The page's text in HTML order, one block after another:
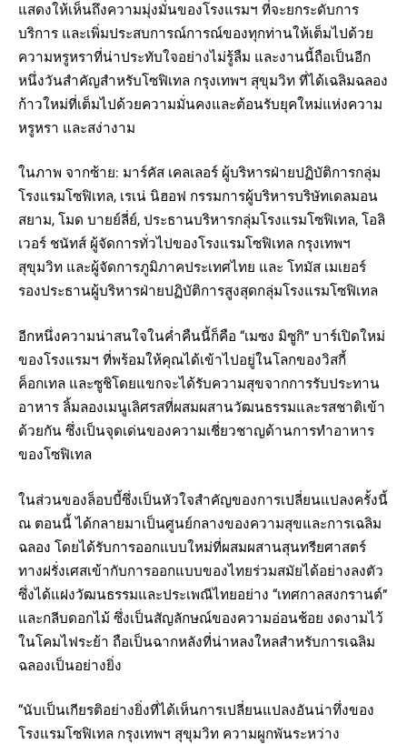
แสดงให้เห็นถึงความมุ่งมั่นของโรงแรมฯ ที่จะยกระดับการ
บริการ และเพิ่มประสบการณ์การณ์ของทุกท่านให้เต็มไปด้วย
ความหรูหราที่น่าประทับใจอย่างไม่รู้ลืม และงานนี้ถือเป็นอีก
หนึ่งวันสำคัญสำหรับโซฟิเทล กรุงเทพฯ สุขุมวิท ที่ได้เฉลิมฉลอง
ก้าวใหม่ที่เต็มไปด้วยความมั่นคงและต้อนรับยุคใหม่แห่งความ
หรูหรา และสง่างาม
ในภาพ จากซ้าย: มาร์คัส เคลเลอร์ ผู้บริหารฝ่ายปฏิบัติการกลุ่ม
โรงแรมโซฟิเทล, เรเน่ นิฮอฟ กรรมการผู้บริหารบริษัทเดลมอน
สยาม, โมด บายย์ลี่ย์, ประธานบริหารกลุ่มโรงแรมโซฟิเทล, โอลิ
เวอร์ ชนัทส์ ผู้จัดการทั่วไปของโรงแรมโซฟิเทล กรุงเทพฯ
สุขุมวิท และผู้จัดการภูมิภาคประเทศไทย และ โทมัส เมเยอร์
รองประธานผู้บริหารฝ่ายปฏิบัติการสูงสุดกลุ่มโรงแรมโซฟิเทล
อีกหนึ่งความน่าสนใจในค่ำคืนนี้ก็คือ “เมซง มิซูกิ” บาร์เปิดใหม่
ของโรงแรมฯ ที่พร้อมให้คุณได้เข้าไปอยู่ในโลกของวิสกี้
ค็อกเทล และซูชิโดยแขกจะได้รับความสุขจากการรับประทาน
อาหาร ลิ้มลองเมนูเลิศรสที่ผสมผสานวัฒนธรรมและรสชาติเข้า
ด้วยกัน ซึ่งเป็นจุดเด่นของความเชี่ยวชาญด้านการทำอาหาร
ของโซฟิเทล
ในส่วนของล็อบบี้ซึ่งเป็นหัวใจสำคัญของการเปลี่ยนแปลงครั้งนี้
ณ ตอนนี้ ได้กลายมาเป็นศูนย์กลางของความสุขและการเฉลิม
ฉลอง โดยได้รับการออกแบบใหม่ที่ผสมผสานสุนทรียศาสตร์
ทางฝรั่งเศสเข้ากับการออกแบบของไทยร่วมสมัยได้อย่างลงตัว
ซึ่งได้แฝงวัฒนธรรมและประเพณีไทยอย่าง “เทศกาลสงกรานต์”
และกลีบดอกไม้ ซึ่งเป็นสัญลักษณ์ของความอ่อนช้อย งดงามไว้
ในโคมไฟระย้า ถือเป็นฉากหลังที่น่าหลงใหลสำหรับการเฉลิม
ฉลองเป็นอย่างยิ่ง
“นับเป็นเกียรติอย่างยิ่งที่ได้เห็นการเปลี่ยนแปลงอันน่าทึ่งของ
โรงแรมโซฟิเทล กรุงเทพฯ สุขุมวิท ความผูกพันระหว่าง